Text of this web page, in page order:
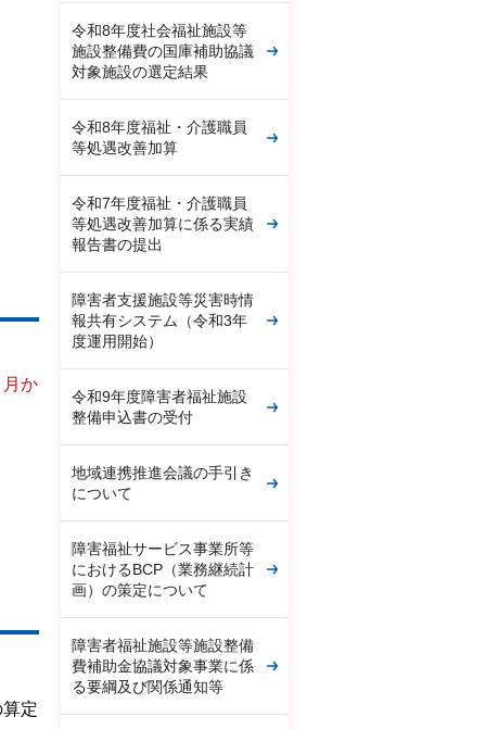
か
定
令和8年度社会福祉施設等
施設整備費の国庫補助協議
対象施設の選定結果
令和8年度福祉・介護職員
等処遇改善加算
令和7年度福祉・介護職員
等処遇改善加算に係る実績
報告書の提出
障害者支援施設等災害時情
報共有システム（令和3年
度運用開始）
令和9年度障害者福祉施設
整備申込書の受付
地域連携推進会議の手引き
について
障害福祉サービス事業所等
におけるBCP（業務継続計
画）の策定について
障害者福祉施設等施設整備
費補助金協議対象事業に係
る要綱及び関係通知等